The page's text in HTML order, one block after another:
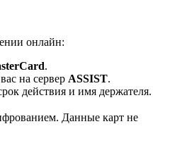
онлайн:
.
на сервер ASSIST.
действия и имя держателя.
Данные карт не